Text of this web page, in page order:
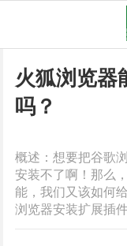
火狐浏览器
吗？
概述：想要把谷歌
安装不了啊！那么
能，我们又该如何
浏览器安装扩展插